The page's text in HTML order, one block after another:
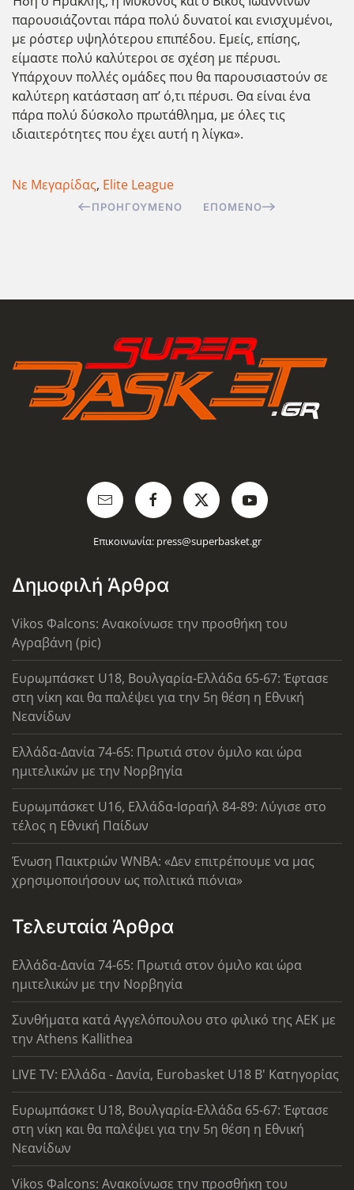
παρουσιάζονται πάρα πολύ δυνατοί και ενισχυμένοι,
με ρόστερ υψηλότερου επιπέδου. Εμείς, επίσης,
είμαστε πολύ καλύτεροι σε σχέση με πέρυσι.
Υπάρχουν πολλές ομάδες που θα παρουσιαστούν σε
καλύτερη κατάσταση απ’ ό,τι πέρυσι. Θα είναι ένα
πάρα πολύ δύσκολο πρωτάθλημα, με όλες τις
ιδιαιτερότητες που έχει αυτή η λίγκα».
Νε Μεγαρίδας, Elite League
ΠΡΟΗΓΟΎΜΕΝΟ ΕΠΌΜΕΝΟ
Επικοινωνία: press@superbasket.gr
Δημοφιλή Άρθρα
Vikos Φalcons: Ανακοίνωσε την προσθήκη του
Αγραβάνη (pic)
Ευρωμπάσκετ U18, Βουλγαρία-Ελλάδα 65-67: Έφτασε
στη νίκη και θα παλέψει για την 5η θέση η Εθνική
Νεανίδων
Ελλάδα-Δανία 74-65: Πρωτιά στον όμιλο και ώρα
ημιτελικών με την Νορβηγία
Ευρωμπάσκετ U16, Ελλάδα-Ισραήλ 84-89: Λύγισε στο
τέλος η Εθνική Παίδων
Ένωση Παικτριών WNBA: «Δεν επιτρέπουμε να μας
χρησιμοποιήσουν ως πολιτικά πιόνια»
Τελευταία Άρθρα
Ελλάδα-Δανία 74-65: Πρωτιά στον όμιλο και ώρα
ημιτελικών με την Νορβηγία
Συνθήματα κατά Αγγελόπουλου στο φιλικό της ΑΕΚ με
την Athens Kallithea
LIVE TV: Ελλάδα - Δανία, Eurobasket U18 Β' Κατηγορίας
Ευρωμπάσκετ U18, Βουλγαρία-Ελλάδα 65-67: Έφτασε
στη νίκη και θα παλέψει για την 5η θέση η Εθνική
Νεανίδων
Vikos Φalcons: Ανακοίνωσε την προσθήκη του